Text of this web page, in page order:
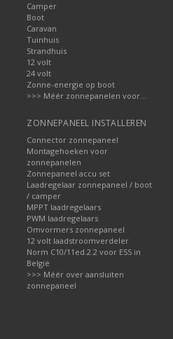
Camper
Boot
Caravan
Tuinhuis
Strandhuis
12 volt
24 volt
Zonne-energie op boot
>>> Méér zonnepanelen voor...
ZONNEPANEEL INSTALLEREN
Connector zonnepaneel
Montagehoeken voor
zonnepanelen
Zonnepaneel accu set
Laadregelaar zonnepaneel / boot
/ camper
MPPT laadregelaars
PWM laadregelaars
Omvormers zonnepaneel
12 volt laadstroomverdeler
Norm C10/11ed.2.2 voor ESS in
België
>>> Méér over aansluiten
zonnepaneel